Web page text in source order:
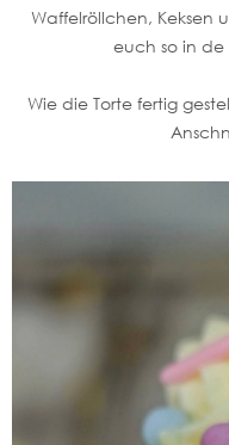
Waffelröllchen, Keksen
euch so in
Wie die Torte fertig